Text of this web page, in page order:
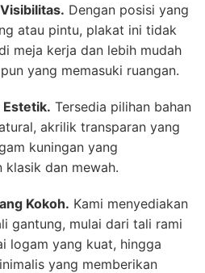
Dengan posisi yang
atau pintu, plakat ini tidak
meja kerja dan lebih mudah
yang memasuki ruangan.
Estetik. Tersedia pilihan bahan
akrilik transparan yang
kuningan yang
klasik dan mewah.
Kokoh. Kami menyediakan
gantung, mulai dari tali rami
logam yang kuat, hingga
yang memberikan